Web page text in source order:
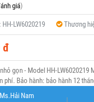
giá)
HH-LW6020219 Thương
đ
gọn - Model HH-LW6020219
phí. Bảo hành: bảo hành 12
Ms.Hải Nam